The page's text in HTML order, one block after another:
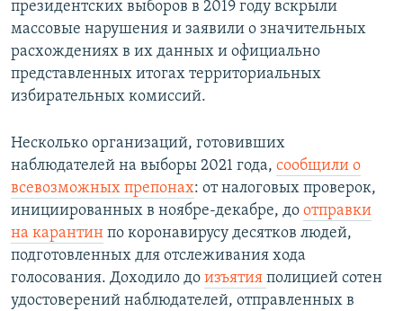
президентских выборов в 2019 году вскрыли
массовые нарушения и заявили о значительных
расхождениях в их данных и официально
представленных итогах территориальных
избирательных комиссий.
Несколько организаций, готовивших
наблюдателей на выборы 2021 года, сообщили о
всевозможных препонах: от налоговых проверок,
инициированных в ноябре-декабре, до отправки
на карантин по коронавирусу десятков людей,
подготовленных для отслеживания хода
голосования. Доходило до изъятия полицией сотен
удостоверений наблюдателей, отправленных в